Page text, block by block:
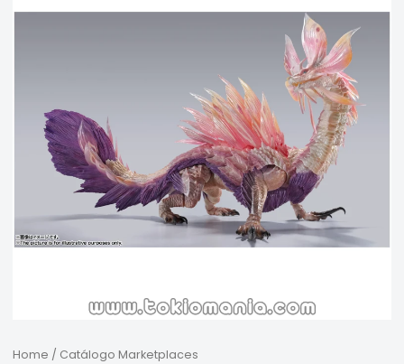
Home / Catálogo Marketplaces